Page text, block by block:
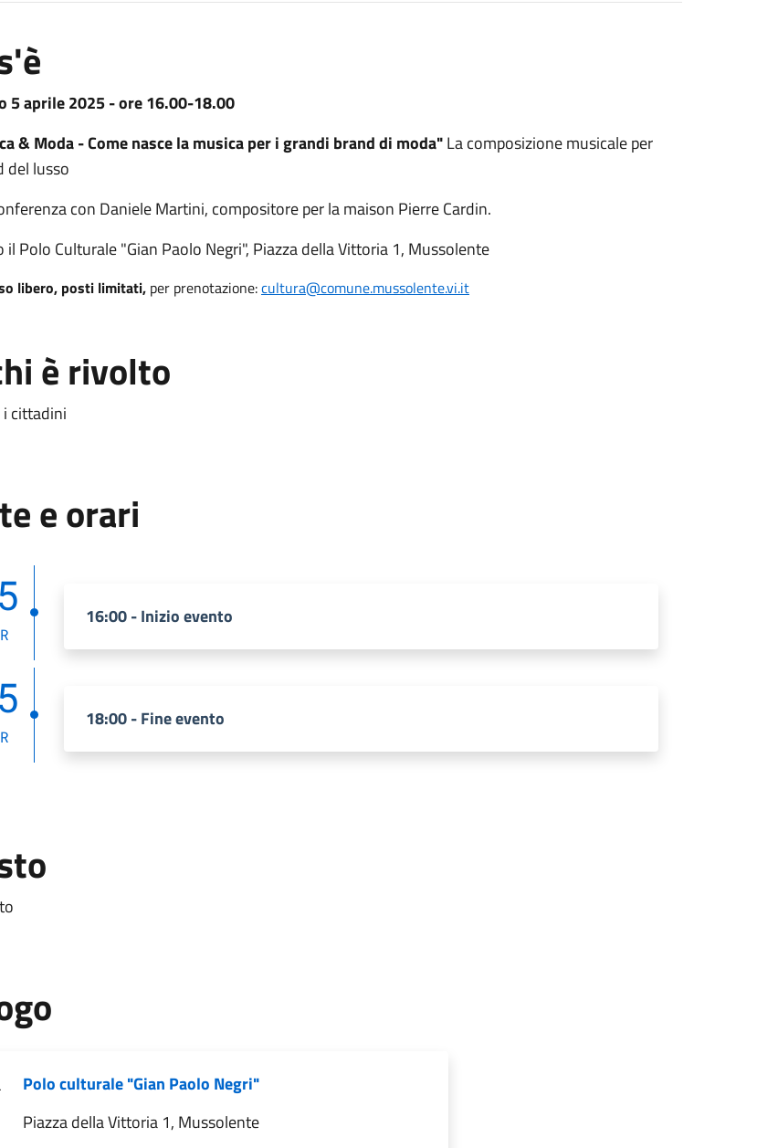
5 aprile 2025 - ore 16.00-18.00
& Moda - Come nasce la musica per i grandi brand di moda"La composizione musicale per
del lusso
con Daniele Martini, compositore per la maison Pierre Cardin.
il Polo Culturale "Gian Paolo Negri", Piazza della Vittoria 1, Mussolente
libero, posti limitati,per prenotazione:cultura@comune.mussolente.vi.it
è rivolto
cittadini
e orari
16:00 - Inizio evento
18:00 - Fine evento
Polo culturale "Gian Paolo Negri"
Piazza della Vittoria 1, Mussolente